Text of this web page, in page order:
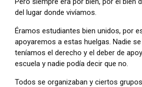
del lugar donde vivíamos.
Éramos estudiantes bien unidos, por
apoyaremos a estas huelgas. Nadie
teníamos el derecho y el deber de
escuela y nadie podía decir que no.
Todos se organizaban y ciertos